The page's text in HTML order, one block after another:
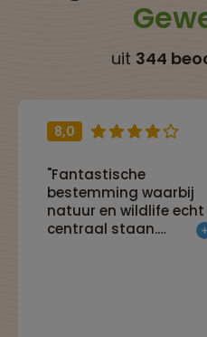
uit 344
8,0
"Fantastische
bestemming waarbij
natuur en wildlife echt
centraal staan.